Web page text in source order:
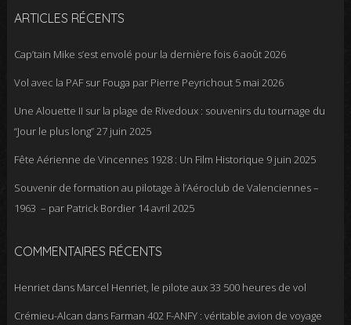
ARTICLES RÉCENTS
Cap’tain Mike s’est envolé pour la dernière fois 6 août 2026
Vol avec la PAF sur Fouga par Pierre Peyrichout 5 mai 2026
Une Alouette II sur la plage de Rivedoux : souvenirs du tournage du
“Jour le plus long”27 juin 2025
Fête Aérienne de Vincennes 1928 : Un Film Historique 9 juin 2025
Souvenir de formation au pilotage à l’Aéroclub de Valenciennes –
1963 – par Patrick Bordier 14 avril 2025
COMMENTAIRES RÉCENTS
Henrietdans Marcel Henriet, le pilote aux 33 500 heures de vol
Crémieu-Alcan dans Farman 402 F-ANFY : véritable avion de voyage